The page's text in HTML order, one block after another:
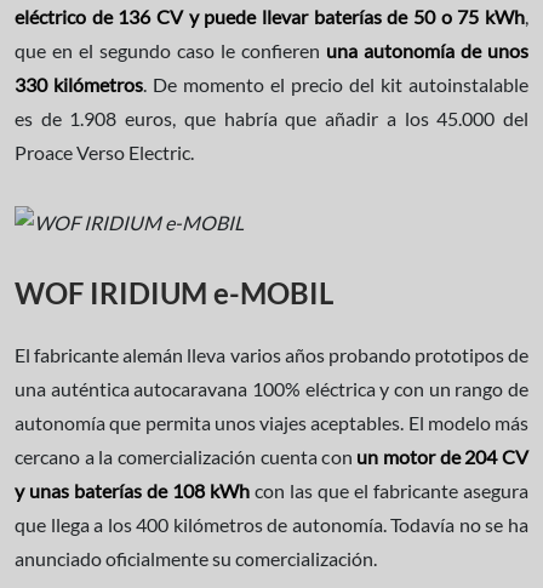
eléctrico de 136 CV y puede llevar baterías de 50 o 75 kWh,
que en el segundo caso le confieren una autonomía de unos
330 kilómetros. De momento el precio del kit autoinstalable
es de 1.908 euros, que habría que añadir a los 45.000 del
Proace Verso Electric.
WOF IRIDIUM e-MOBIL
El fabricante alemán lleva varios años probando prototipos de
una auténtica autocaravana 100% eléctrica y con un rango de
autonomía que permita unos viajes aceptables. El modelo más
cercano a la comercialización cuenta con un motor de 204 CV
y unas baterías de 108 kWh con las que el fabricante asegura
que llega a los 400 kilómetros de autonomía. Todavía no se ha
anunciado oficialmente su comercialización.